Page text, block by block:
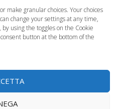
make granular choices. Your choices
change your settings at any time,
using the toggles on the Cookie
button at the bottom of the
Vestiti di Carnevale
da bambina, quali
acquistare?